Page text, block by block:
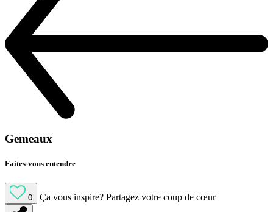
Gemeaux
Faites-vous entendre
0 Ça vous inspire? Partagez votre coup de cœur